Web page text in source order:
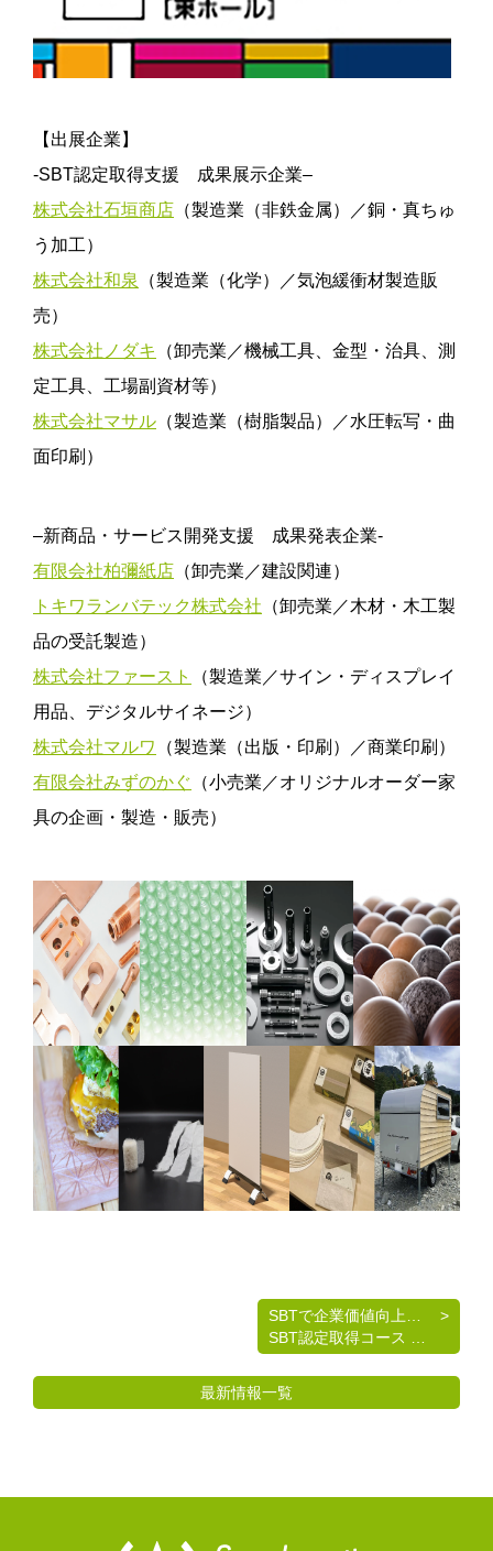
【出展企業】
-SBT認定取得支援 成果展示企業–
株式会社石垣商店 （製造業（非鉄金属）／銅・真ちゅ
う加工）
株式会社和泉
（製造業（化学）／気泡緩衝材製造販
売）
株式会社ノダキ
（卸売業／機械工具、金型・治具、測
定工具、工場副資材等）
株式会社マサル （製造業（樹脂製品）／水圧転写・曲
面印刷）
–新商品・サービス開発支援 成果発表企業-
有限会社柏彌紙店 （卸売業／建設関連）
トキワランバテック株式会社 （卸売業／木材・木工製
品の受託製造）
株式会社ファースト
（製造業／サイン・ディスプレイ
用品、デジタルサイネージ）
株式会社マルワ
（製造業（出版・印刷）／商業印刷）
有限会社みずのかぐ （小売業／オリジナルオーダー家
具の企画・製造・販売）
最新情報一覧
SBTで企業価値向上の第一歩を踏み出そう！
SBT認定取得コース 参加企業募集のお知らせ